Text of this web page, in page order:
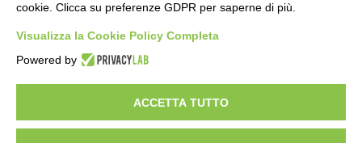
Il codice segreto dei neuroni: la
memoria della nascita che costruisce il
1 giorno fa
Visibileweb - IT03270560802 - info@cronacamilano.it
cookie. Clicca su preferenze GDPR per saperne di più.
Visualizza la Cookie Policy Completa
Powered by
ACCETTA TUTTO